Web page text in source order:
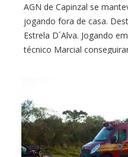
AGN de Capinzal se
jogando fora de casa.
Estrela D´Alva. Jogando
técnico Marcial